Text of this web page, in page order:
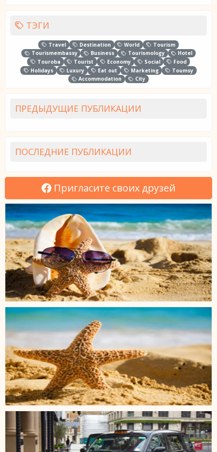
ТЭГИ
Travel Destination World
Tourism
Tourismembassy
Business Tourismology
Hotel
Touroba
Tourist Economy Social
Food
Holidays
Luxury Eat out Marketing
Toumsy
Accommodation
City
ПРЕДЫДУЩИЕ ПУБЛИКАЦИИ
ПОСЛЕДНИЕ ПУБЛИКАЦИИ
Пригласите своих друзей